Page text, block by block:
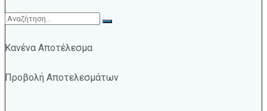
Κανένα Αποτέλεσμα
Προβολή Αποτελεσμάτων